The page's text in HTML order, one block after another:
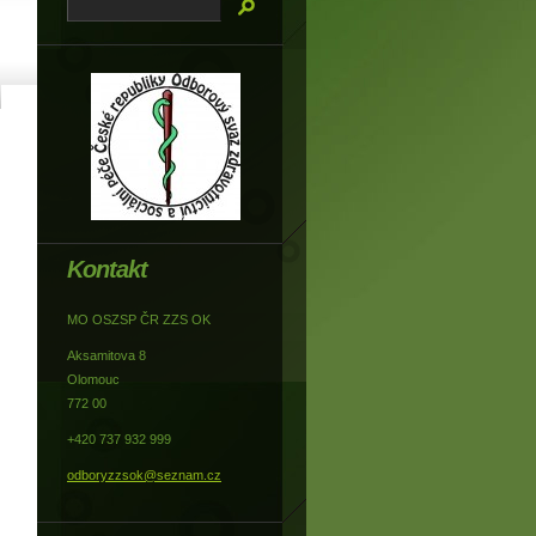
Kontakt
MO OSZSP ČR ZZS OK
Aksamitova 8
Olomouc
772 00
+420 737 932 999
odboryzzsok@seznam.cz